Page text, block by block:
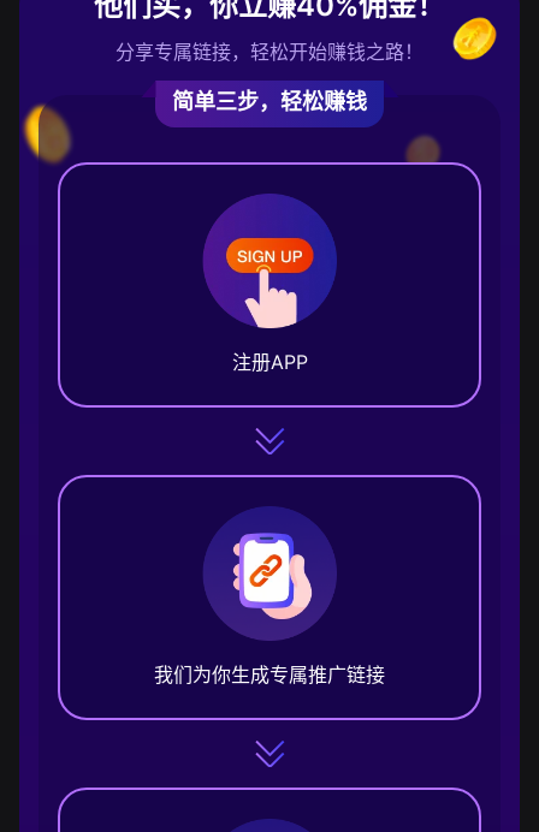
分享专属链接，轻松开始赚钱之路！
简单三步，轻松赚钱
注册APP
我们为你生成专属推广链接